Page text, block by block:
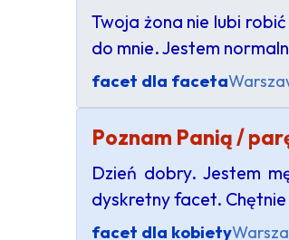
Twoja żona nie lubi
do mnie. Jestem
facet dla faceta
Poznam Panią /
Dzień dobry. Jestem
dyskretny facet.
facet dla kobiety